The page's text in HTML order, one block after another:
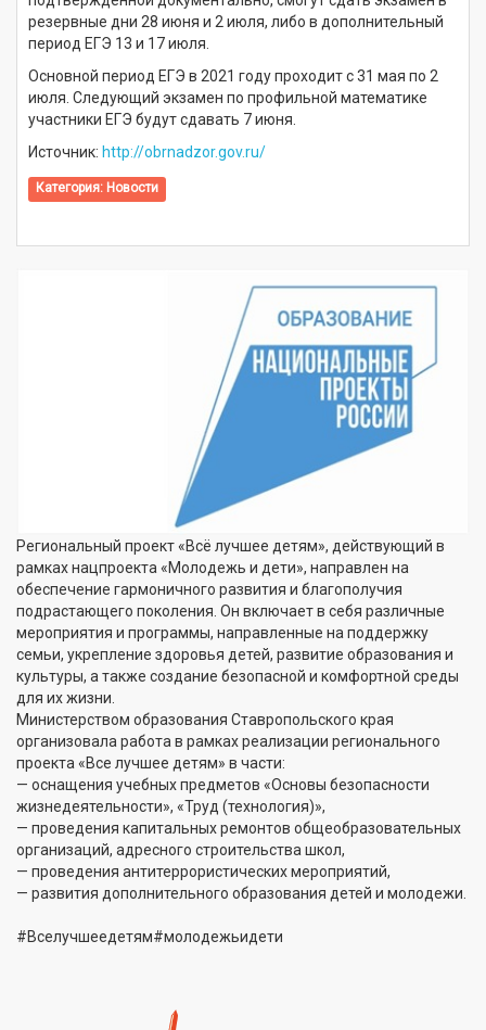
резервные дни 28 июня и 2 июля, либо в дополнительный
период ЕГЭ 13 и 17 июля.
Основной период ЕГЭ в 2021 году проходит с 31 мая по 2
июля. Следующий экзамен по профильной математике
участники ЕГЭ будут сдавать 7 июня.
Источник: http://obrnadzor.gov.ru/
Категория: Новости
Региональный проект «Всё лучшее детям», действующий в
рамках нацпроекта «Молодежь и дети», направлен на
обеспечение гармоничного развития и благополучия
подрастающего поколения. Он включает в себя различные
мероприятия и программы, направленные на поддержку
семьи, укрепление здоровья детей, развитие образования и
культуры, а также создание безопасной и комфортной среды
для их жизни.
Министерством образования Ставропольского края
организовала работа в рамках реализации регионального
проекта «Все лучшее детям» в части:
— оснащения учебных предметов «Основы безопасности
жизнедеятельности», «Труд (технология)»,
— проведения капитальных ремонтов общеобразовательных
организаций, адресного строительства школ,
— проведения антитеррористических мероприятий,
— развития дополнительного образования детей и молодежи.
#Вселучшеедетям#молодежьидети